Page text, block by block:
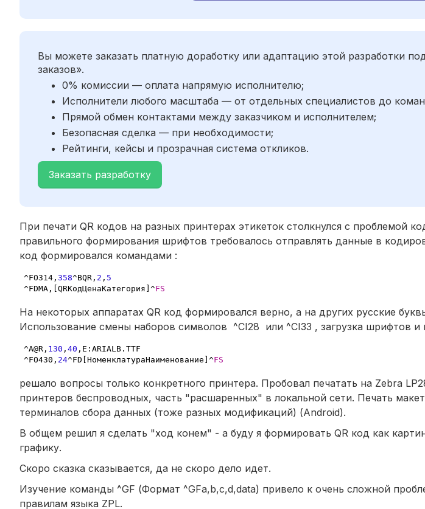
Вы можете заказать платную доработку или адаптацию этой разработки
заказов».
0% комиссии — оплата напрямую исполнителю;
Исполнители любого масштаба — от отдельных специалистов до
Прямой обмен контактами между заказчиком и исполнителем;
Безопасная сделка — при необходимости;
Рейтинги, кейсы и прозрачная система откликов.
Заказать разработку
При печати QR кодов на разных принтерах этикеток столкнулся с проблемой
правильного формирования шрифтов требовалось отправлять данные в
код формировался командами :
^FO314, 358^BQR, 2 , 5
^FDMA, [QRКодЦенаКатегория]^FS
На некоторых аппаратах QR код формировался верно, а на других русские
Использование смены наборов символов ^CI28 или ^CI33 , загрузка шрифтов и
^A@R, 130 , 40 , E:ARIALB.TTF
^FO430 , 24^FD[НоменклатураНаименование]^FS
решало вопросы только конкретного принтера. Пробовал печатать на Zebra
принтеров беспроводных, часть "расшаренных" в локальной сети. Печать
терминалов сбора данных (тоже разных модификаций) (Android).
В общем решил я сделать "ход конем" - а буду я формировать QR код как
графику.
Скоро сказка сказывается, да не скоро дело идет.
Изучение команды ^GF (Формат ^GFa,b,c,d,data) привело к очень сложной
правилам языка ZPL.